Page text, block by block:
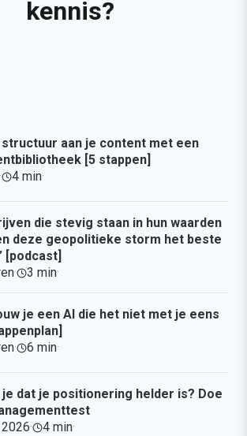
kennis?
aan je content met een
[5 stappen]
· 4 min·
die stevig staan in hun waarden
deze geopolitieke storm het beste
[podcast]
· 3 min·
je een AI die het niet met je eens
· 6 min·
je dat je positionering helder is? Doe
· 4 min·